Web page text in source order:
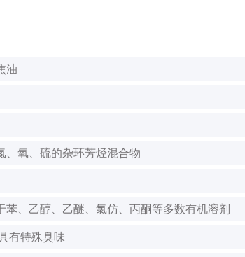
油
、氧、硫的杂环芳烃混合物
苯、乙醇、乙醚、氯仿、丙酮等多数有机溶剂
有特殊臭味